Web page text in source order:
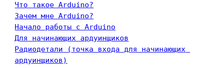
Что такое Arduino?
Зачем мне Arduino?
Начало работы с Arduino
Для начинающих ардуинщиков
Радиодетали (точка входа для начинающих
ардуинщиков)